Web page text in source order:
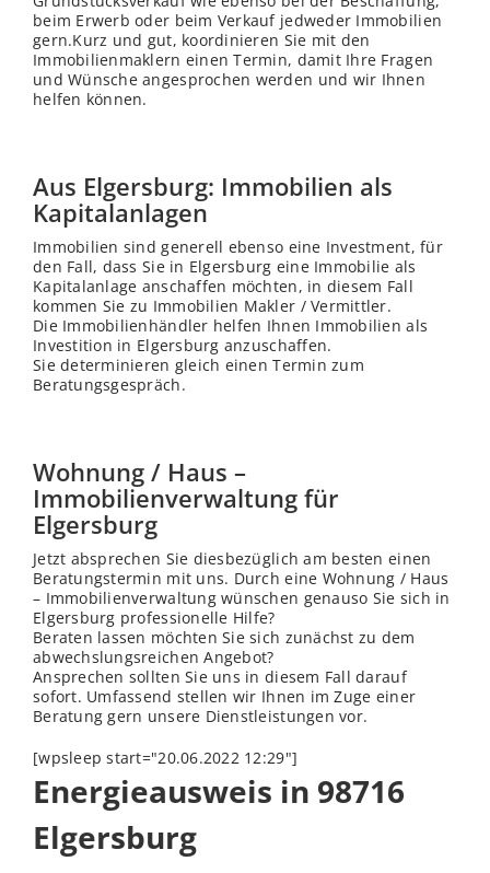
beim Erwerb oder beim Verkauf jedweder Immobilien
gern.Kurz und gut, koordinieren Sie mit den
Immobilienmaklern einen Termin, damit Ihre Fragen
und Wünsche angesprochen werden und wir Ihnen
helfen können.
Aus Elgersburg: Immobilien als
Kapitalanlagen
Immobilien sind generell ebenso eine Investment, für
den Fall, dass Sie in Elgersburg eine Immobilie als
Kapitalanlage anschaffen möchten, in diesem Fall
kommen Sie zu Immobilien Makler / Vermittler.
Die Immobilienhändler helfen Ihnen Immobilien als
Investition in Elgersburg anzuschaffen.
Sie determinieren gleich einen Termin zum
Beratungsgespräch.
Wohnung / Haus –
Immobilienverwaltung für
Elgersburg
Jetzt absprechen Sie diesbezüglich am besten einen
Beratungstermin mit uns. Durch eine Wohnung / Haus
– Immobilienverwaltung wünschen genauso Sie sich in
Elgersburg professionelle Hilfe?
Beraten lassen möchten Sie sich zunächst zu dem
abwechslungsreichen Angebot?
Ansprechen sollten Sie uns in diesem Fall darauf
sofort. Umfassend stellen wir Ihnen im Zuge einer
Beratung gern unsere Dienstleistungen vor.
[wpsleep start="20.06.2022 12:29"]
Energieausweis in 98716
Elgersburg